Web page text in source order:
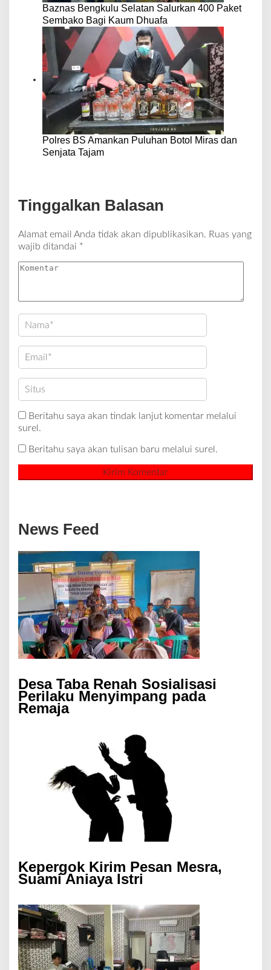
Baznas Bengkulu Selatan Salurkan 400 Paket
Sembako Bagi Kaum Dhuafa
Polres BS Amankan Puluhan Botol Miras dan
Senjata Tajam
Tinggalkan Balasan
Alamat email Anda tidak akan dipublikasikan. Ruas yang
wajib ditandai *
Beritahu saya akan tindak lanjut komentar melalui
surel.
Beritahu saya akan tulisan baru melalui surel.
News Feed
Desa Taba Renah Sosialisasi
Perilaku Menyimpang pada
Remaja
Kepergok Kirim Pesan Mesra,
Suami Aniaya Istri